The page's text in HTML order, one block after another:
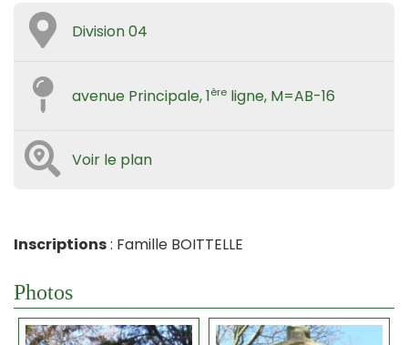
Division 04
avenue Principale, 1ère ligne, M=AB-16
Voir le plan
Inscriptions: Famille BOITTELLE
Photos